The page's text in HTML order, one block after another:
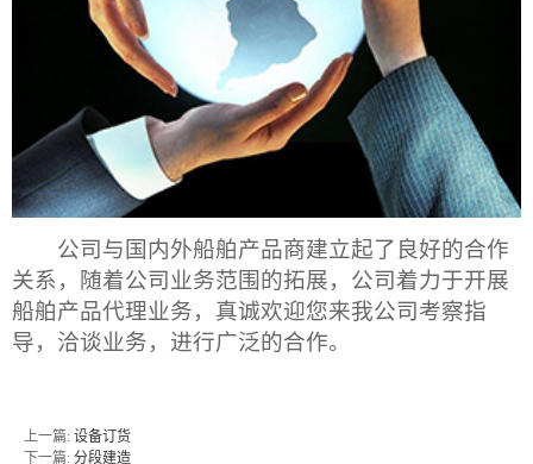
公司与国内外船舶产品商建立起了良好的合作
关系，随着公司业务范围的拓展，公司着力于开展
船舶产品代理业务，真诚欢迎您来我公司考察指
导，洽谈业务，进行广泛的合作。
上一篇: 设备订货
下一篇: 分段建造